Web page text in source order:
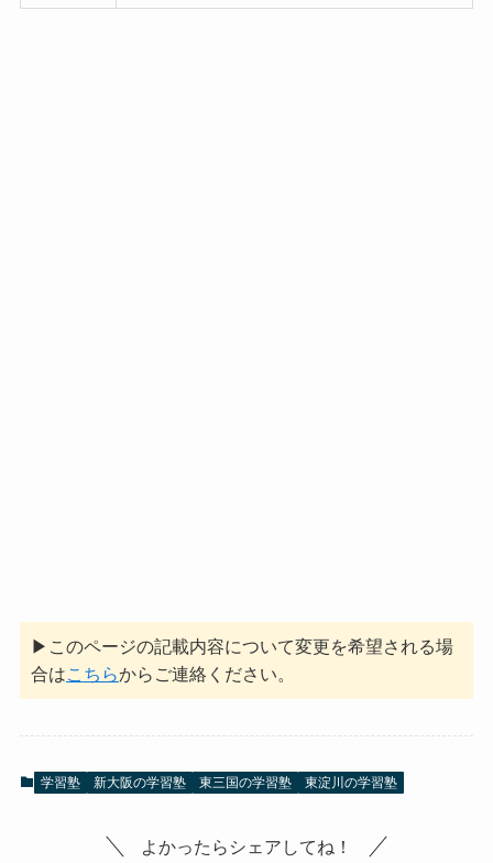
▶このページの記載内容について変更を希望される場
合はこちらからご連絡ください。
学習塾 新大阪の学習塾 東三国の学習塾 東淀川の学習塾
よかったらシェアしてね！